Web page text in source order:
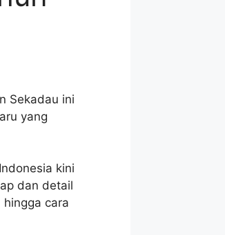
Sekadau ini
yang
kini
dan detail
cara